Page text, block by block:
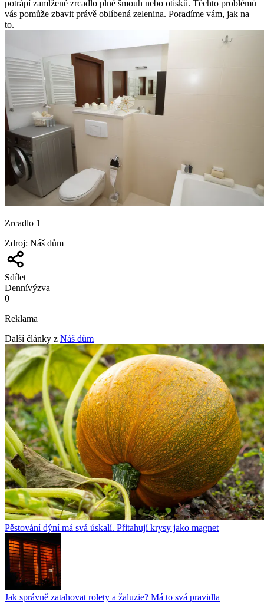
potrápí zamlžené zrcadlo plné šmouh nebo otisků. Těchto problémů
vás pomůže zbavit právě oblíbená zelenina. Poradíme vám, jak na
to.
Zrcadlo 1
Zdroj: Náš dům
Sdílet
Dennívýzva
0
Reklama
Další články z Náš dům
Pěstování dýní má svá úskalí. Přitahují krysy jako magnet
Jak správně zatahovat rolety a žaluzie? Má to svá pravidla